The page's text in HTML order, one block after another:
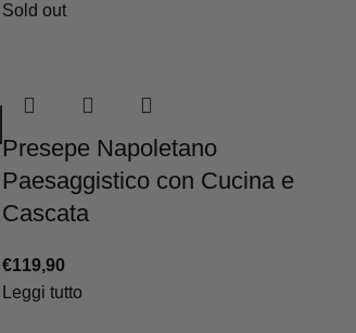
Sold out
Presepe Napoletano
Paesaggistico con Cucina e
Cascata
€119,90
Leggi tutto